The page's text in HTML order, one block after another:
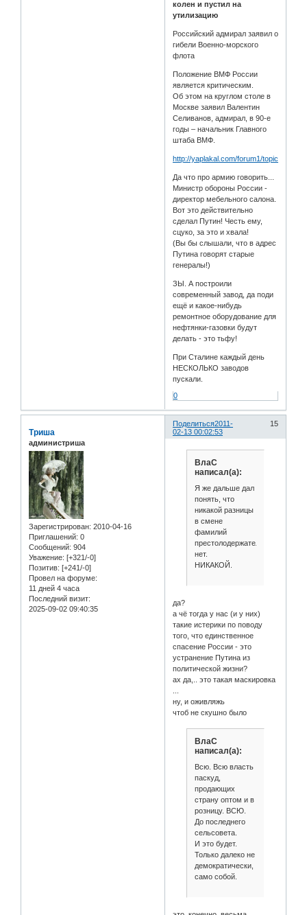
колен и пустил на
утилизацию
Российский адмирал заявил о
гибели Военно-морского
флота
Положение ВМФ России
является критическим.
Об этом на круглом столе в
Москве заявил Валентин
Селиванов, адмирал, в 90-е
годы – начальник Главного
штаба ВМФ.
http://yaplakal.com/forum1/
Да что про армию говорить...
Министр обороны России -
директор мебельного салона.
Вот это действительно
сделал Путин! Честь ему,
сцуко, за это и хвала!
(Вы бы слышали, что в адрес
Путина говорят старые
генералы!)
ЗЫ. А построили
современный завод, да поди
ещё и какое-нибудь
ремонтное оборудование для
нефтянки-газовки будут
делать - это тьфу!
При Сталине каждый день
НЕСКОЛЬКО заводов
пускали.
0
Поделиться 15
2011-
02-13 00:02:53
Триша
администриша
Зарегистрирован: 2010-04-16
Приглашений: 0
Сообщений: 904
Уважение: [+321/-0]
Позитив: [+241/-0]
Провел на форуме:
11 дней 4 часа
Последний визит:
2025-09-02 09:40:35
ВлаС
написал(а):
Я же дальше дал
понять, что
никакой разницы
в смене
фамилий
престолодержателя
нет.
НИКАКОЙ.
да?
а чё тогда у нас (и у них)
такие истерики по поводу
того, что единственное
спасение России - это
устранение Путина из
политической жизни?
ах да,.. это такая маскировка
ну, и оживляжь
чтоб не скушно было
ВлаС
написал(а):
Всю. Всю власть
паскуд,
продающих
страну оптом и в
розницу. ВСЮ.
До последнего
сельсовета.
И это будет.
Только далеко не
демократически,
само собой.